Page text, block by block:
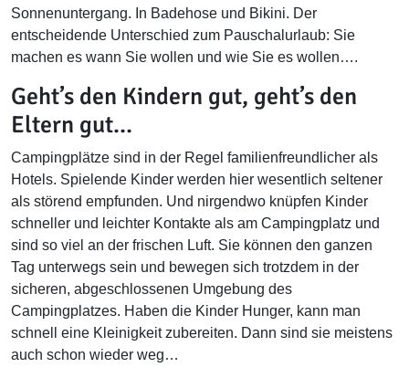
Sonnenuntergang. In Badehose und Bikini. Der
entscheidende Unterschied zum Pauschalurlaub: Sie
machen es wann Sie wollen und wie Sie es wollen….
Geht’s den Kindern gut, geht’s den
Eltern gut…
Campingplätze sind in der Regel familienfreundlicher als
Hotels. Spielende Kinder werden hier wesentlich seltener
als störend empfunden. Und nirgendwo knüpfen Kinder
schneller und leichter Kontakte als am Campingplatz und
sind so viel an der frischen Luft. Sie können den ganzen
Tag unterwegs sein und bewegen sich trotzdem in der
sicheren, abgeschlossenen Umgebung des
Campingplatzes. Haben die Kinder Hunger, kann man
schnell eine Kleinigkeit zubereiten. Dann sind sie meistens
auch schon wieder weg…